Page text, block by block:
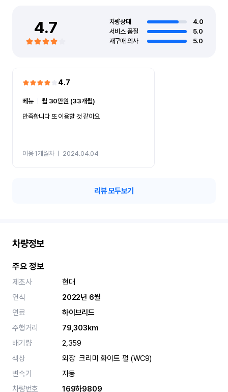
4.7 차량상태
4.0
서비스 품질
5.0
재구매 의사
5.0
4.7
베뉴ㅣ월 30만원 (33개월)
만족합니다 또 이용할 것 같아요
이용 1개월차ㅣ 2024.04.04
리뷰 모두보기
차량정보
주요 정보
제조사
현대
연식
2022년 6월
연료
하이브리드
주행거리
79,303km
배기량
2,359
색상
외장  크리미 화이트 펄 (WC9)
변속기
자동
차량번호
169하9809